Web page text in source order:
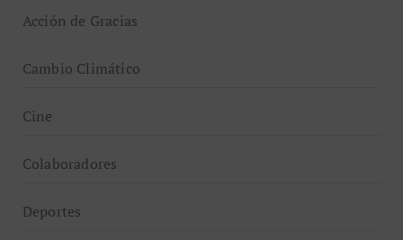
Acción de Gracias
Cambio Climático
Cine
Colaboradores
Deportes